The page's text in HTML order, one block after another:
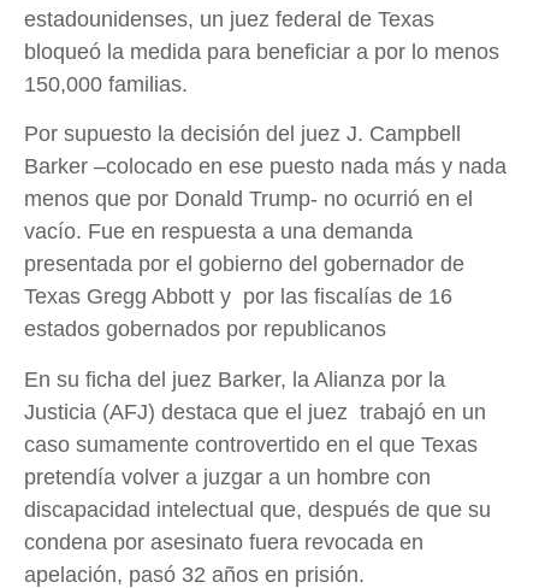
estadounidenses, un juez federal de Texas
bloqueó la medida para beneficiar a por lo menos
150,000 familias.
Por supuesto la decisión del juez J. Campbell
Barker –colocado en ese puesto nada más y nada
menos que por Donald Trump- no ocurrió en el
vacío. Fue en respuesta a una demanda
presentada por el gobierno del gobernador de
Texas Gregg Abbott y por las fiscalías de 16
estados gobernados por republicanos
En su ficha del juez Barker, la Alianza por la
Justicia (AFJ) destaca que el juez trabajó en un
caso sumamente controvertido en el que Texas
pretendía volver a juzgar a un hombre con
discapacidad intelectual que, después de que su
condena por asesinato fuera revocada en
apelación, pasó 32 años en prisión.